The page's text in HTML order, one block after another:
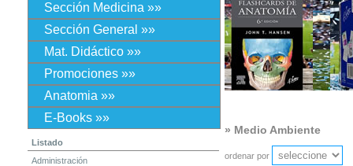
Sección Medicina »»
Sección General »»
Mat. Didáctico »»
Promociones »»
Anatomia »»
E-Books »»
Listado
Administración
» Medio Ambiente
ordenar por